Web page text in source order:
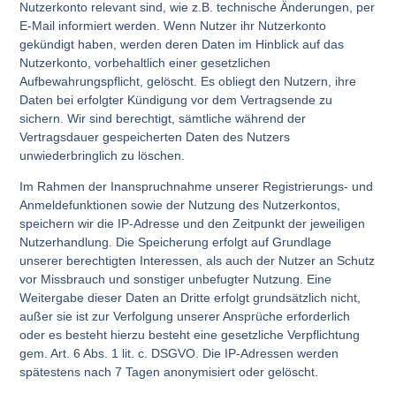
Nutzerkonto relevant sind, wie z.B. technische Änderungen, per
E-Mail informiert werden. Wenn Nutzer ihr Nutzerkonto
gekündigt haben, werden deren Daten im Hinblick auf das
Nutzerkonto, vorbehaltlich einer gesetzlichen
Aufbewahrungspflicht, gelöscht. Es obliegt den Nutzern, ihre
Daten bei erfolgter Kündigung vor dem Vertragsende zu
sichern. Wir sind berechtigt, sämtliche während der
Vertragsdauer gespeicherten Daten des Nutzers
unwiederbringlich zu löschen.
Im Rahmen der Inanspruchnahme unserer Registrierungs- und
Anmeldefunktionen sowie der Nutzung des Nutzerkontos,
speichern wir die IP-Adresse und den Zeitpunkt der jeweiligen
Nutzerhandlung. Die Speicherung erfolgt auf Grundlage
unserer berechtigten Interessen, als auch der Nutzer an Schutz
vor Missbrauch und sonstiger unbefugter Nutzung. Eine
Weitergabe dieser Daten an Dritte erfolgt grundsätzlich nicht,
außer sie ist zur Verfolgung unserer Ansprüche erforderlich
oder es besteht hierzu besteht eine gesetzliche Verpflichtung
gem. Art. 6 Abs. 1 lit. c. DSGVO. Die IP-Adressen werden
spätestens nach 7 Tagen anonymisiert oder gelöscht.